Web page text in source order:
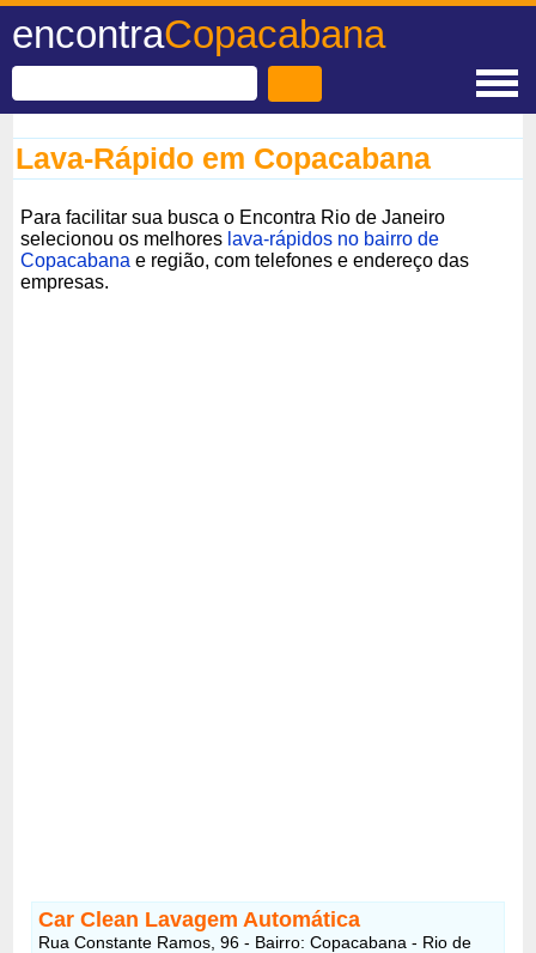
encontraCopacabana
Lava-Rápido em Copacabana
Para facilitar sua busca o Encontra Rio de Janeiro
selecionou os melhores lava-rápidos no bairro de
Copacabana e região, com telefones e endereço das
empresas.
Car Clean Lavagem Automática
Rua Constante Ramos, 96 - Bairro: Copacabana - Rio de